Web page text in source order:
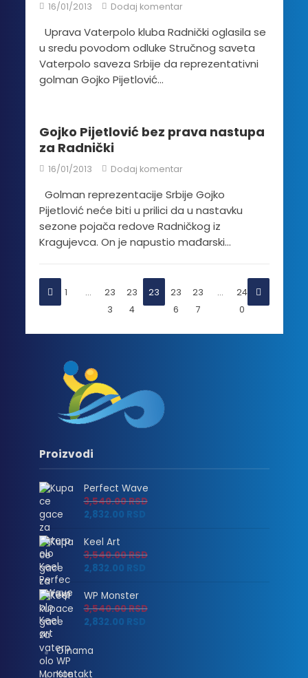
16/01/2013 Dodaj komentar
Uprava Vaterpolo kluba Radnički oglasila se
u sredu povodom odluke Stručnog saveta
Vaterpolo saveza Srbije da reprezentativni
golman Gojko Pijetlović...
Gojko Pijetlović bez prava nastupa
za Radnički
16/01/2013 Dodaj komentar
Golman reprezentacije Srbije Gojko
Pijetlović neće biti u prilici da u nastavku
sezone pojača redove Radničkog iz
Kragujevca. On je napustio mađarski...
1 …
23
3
23
4
23
5
23
6
23
7
…
24
0
Proizvodi
Perfect Wave
3,540.00RSD
2,832.00 RSD
Keel Art
3,540.00RSD
2,832.00 RSD
WP Monster
3,540.00RSD
2,832.00 RSD
O nama
Kontakt